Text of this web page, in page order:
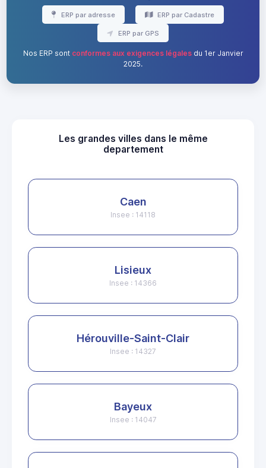
ERP par adresse ERP par Cadastre
ERP par GPS
Nos ERP sont conformes aux exigences légalesdu 1er Janvier
2025.
Les grandes villes dans le même
departement
Caen
Insee : 14118
Lisieux
Insee : 14366
Hérouville-Saint-Clair
Insee : 14327
Bayeux
Insee : 14047